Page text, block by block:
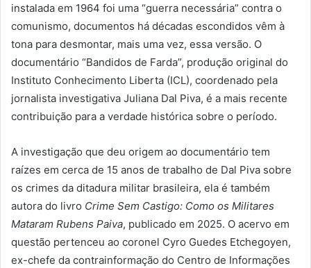
instalada em 1964 foi uma “guerra necessária” contra o
comunismo, documentos há décadas escondidos vêm à
tona para desmontar, mais uma vez, essa versão. O
documentário “Bandidos de Farda”, produção original do
Instituto Conhecimento Liberta (ICL), coordenado pela
jornalista investigativa Juliana Dal Piva, é a mais recente
contribuição para a verdade histórica sobre o período.
A investigação que deu origem ao documentário tem
raízes em cerca de 15 anos de trabalho de Dal Piva sobre
os crimes da ditadura militar brasileira, ela é também
autora do livro Crime Sem Castigo: Como os Militares
Mataram Rubens Paiva, publicado em 2025. O acervo em
questão pertenceu ao coronel Cyro Guedes Etchegoyen,
ex-chefe da contrainformação do Centro de Informações